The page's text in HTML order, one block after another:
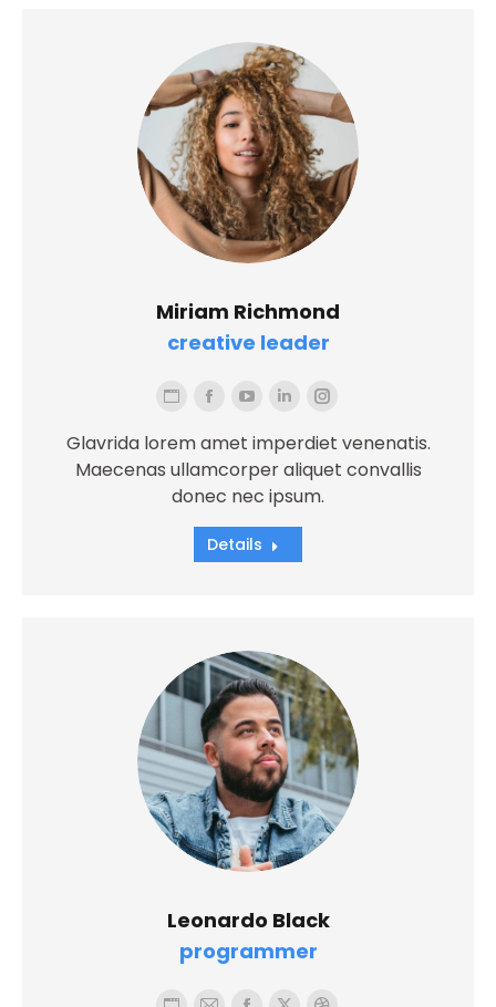
Miriam Richmond
creative leader
Glavrida lorem amet imperdiet venenatis.
Maecenas ullamcorper aliquet convallis
donec nec ipsum.
Blog
personale
/
sito
web
Facebook
YouTube
LinkedinInstagram
Details
Leonardo Black
programmer